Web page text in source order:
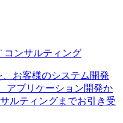
コンサルティング
、お客様のシステム開発
アプリケーション開発か
ルティングまでお引き受